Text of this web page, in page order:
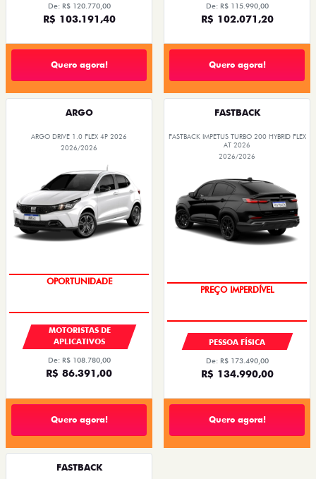
De: R$ 120.770,00
R$ 103.191,40
Quero agora!
De: R$ 115.990,00
R$ 102.071,20
Quero agora!
ARGO
ARGO DRIVE 1.0 FLEX 4P 2026
2026/2026
OPORTUNIDADE
MOTORISTAS DE
APLICATIVOS
De: R$ 108.780,00
R$ 86.391,00
Quero agora!
FASTBACK
FASTBACK IMPETUS TURBO 200 HYBRID FLEX
AT 2026
2026/2026
OPORTUNIDADE
PESSOA FÍSICA
De: R$ 173.490,00
R$ 134.990,00
Quero agora!
FASTBACK